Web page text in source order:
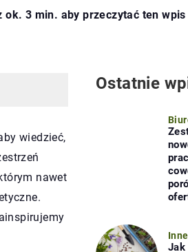
ok. 3 min. aby przeczytać ten wpis
wiedzieć,
nawet
Ostatnie
Inne
Jak